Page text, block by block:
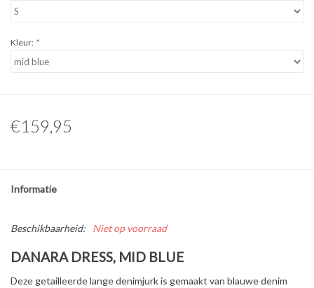
Kleur: *
€159,95
Informatie
Beschikbaarheid: Niet op voorraad
DANARA DRESS, MID BLUE
Deze getailleerde lange denimjurk is gemaakt van blauwe denim